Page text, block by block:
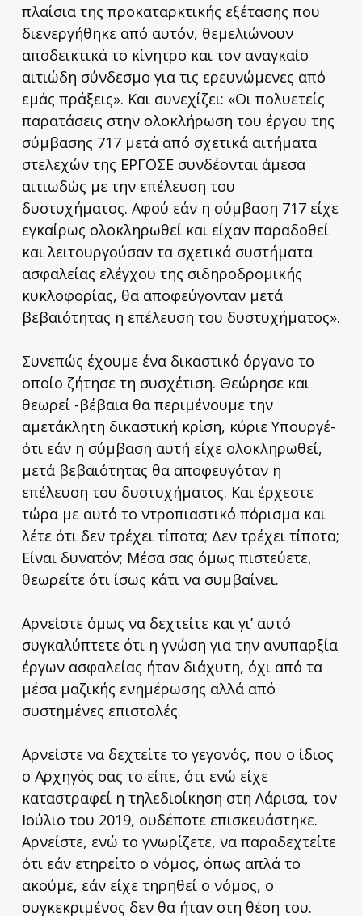
πλαίσια της προκαταρκτικής εξέτασης που
διενεργήθηκε από αυτόν, θεμελιώνουν
αποδεικτικά το κίνητρο και τον αναγκαίο
αιτιώδη σύνδεσμο για τις ερευνώμενες από
εμάς πράξεις». Και συνεχίζει: «Οι πολυετείς
παρατάσεις στην ολοκλήρωση του έργου της
σύμβασης 717 μετά από σχετικά αιτήματα
στελεχών της ΕΡΓΟΣΕ συνδέονται άμεσα
αιτιωδώς με την επέλευση του
δυστυχήματος. Αφού εάν η σύμβαση 717 είχε
εγκαίρως ολοκληρωθεί και είχαν παραδοθεί
και λειτουργούσαν τα σχετικά συστήματα
ασφαλείας ελέγχου της σιδηροδρομικής
κυκλοφορίας, θα αποφεύγονταν μετά
βεβαιότητας η επέλευση του δυστυχήματος».
Συνεπώς έχουμε ένα δικαστικό όργανο το
οποίο ζήτησε τη συσχέτιση. Θεώρησε και
θεωρεί -βέβαια θα περιμένουμε την
αμετάκλητη δικαστική κρίση, κύριε Υπουργέ-
ότι εάν η σύμβαση αυτή είχε ολοκληρωθεί,
μετά βεβαιότητας θα αποφευγόταν η
επέλευση του δυστυχήματος. Και έρχεστε
τώρα με αυτό το ντροπιαστικό πόρισμα και
λέτε ότι δεν τρέχει τίποτα; Δεν τρέχει τίποτα;
Είναι δυνατόν; Μέσα σας όμως πιστεύετε,
θεωρείτε ότι ίσως κάτι να συμβαίνει.
Αρνείστε όμως να δεχτείτε και γι’ αυτό
συγκαλύπτετε ότι η γνώση για την ανυπαρξία
έργων ασφαλείας ήταν διάχυτη, όχι από τα
μέσα μαζικής ενημέρωσης αλλά από
συστημένες επιστολές.
Αρνείστε να δεχτείτε το γεγονός, που ο ίδιος
ο Αρχηγός σας το είπε, ότι ενώ είχε
καταστραφεί η τηλεδιοίκηση στη Λάρισα, τον
Ιούλιο του 2019, ουδέποτε επισκευάστηκε.
Αρνείστε, ενώ το γνωρίζετε, να παραδεχτείτε
ότι εάν ετηρείτο ο νόμος, όπως απλά το
ακούμε, εάν είχε τηρηθεί ο νόμος, ο
συγκεκριμένος δεν θα ήταν στη θέση του.